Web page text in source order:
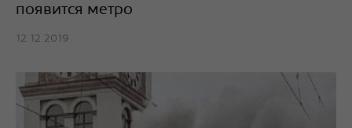
появится метро
12.12.2019